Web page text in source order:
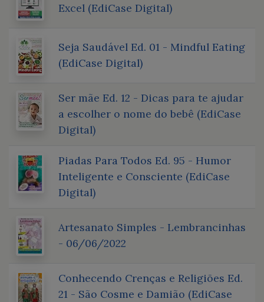
Excel (EdiCase Digital)
Seja Saudável Ed. 01 - Mindful Eating
(EdiCase Digital)
Ser mãe Ed. 12 - Dicas para te ajudar
a escolher o nome do bebê (EdiCase
Digital)
Piadas Para Todos Ed. 95 - Humor
Inteligente e Consciente (EdiCase
Digital)
Artesanato Simples - Lembrancinhas
- 06/06/2022
Conhecendo Crenças e Religiões Ed.
21 - São Cosme e Damião (EdiCase